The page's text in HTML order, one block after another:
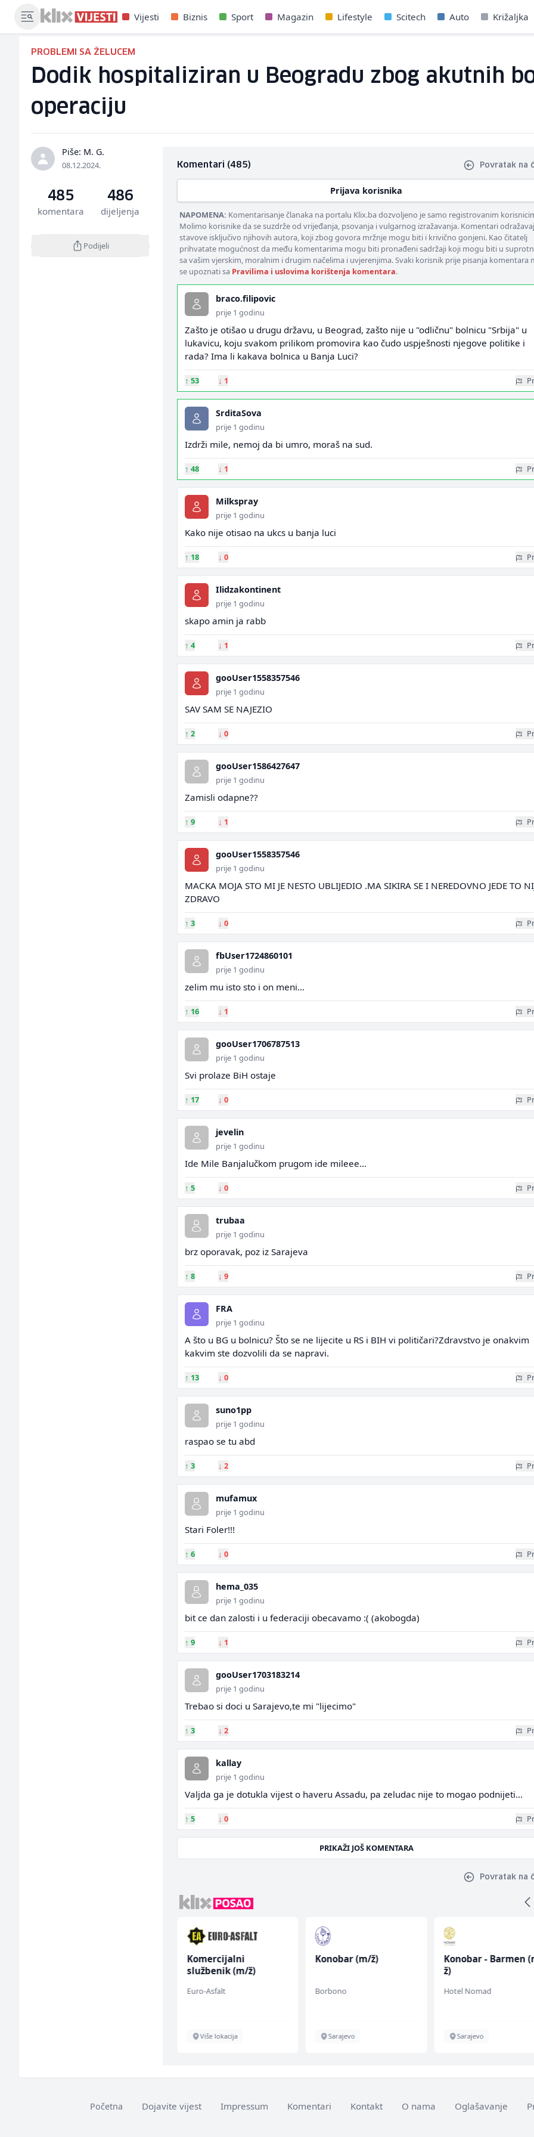
Vijesti Biznis Sport Magazin Lifestyle Scitech Auto Križaljka
PROBLEMI SA ŽELUCEM
Dodik hospitaliziran u Beogradu zbog akutnih
operaciju
Piše: M. G.
08.12.2024.
485
komentara
486
dijeljenja
Podijeli
Komentari (485) Povratak na
Prijava korisnika
NAPOMENA: Komentarisanje članaka na portalu Klix.ba dozvoljeno je samo registrovanim
Molimo korisnike da se suzdrže od vrijeđanja, psovanja i vulgarnog izražavanja. Komentari
stavove isključivo njihovih autora, koji zbog govora mržnje mogu biti i krivično gonjeni. Kao čitatelj
prihvatate mogućnost da među komentarima mogu biti pronađeni sadržaji koji mogu biti u
sa vašim vjerskim, moralnim i drugim načelima i uvjerenjima. Svaki korisnik prije pisanja komentara
se upoznati sa Pravilima i uslovima korištenja komentara.
braco.filipovic
prije 1 godinu
Zašto je otišao u drugu državu, u Beograd, zašto nije u "odličnu" bolnicu "Srbija" u
lukavicu, koju svakom prilikom promovira kao čudo uspješnosti njegove politike i
rada? Ima li kakava bolnica u Banja Luci?
↑ 53 ↓ 1
SrditaSova
prije 1 godinu
Izdrži mile, nemoj da bi umro, moraš na sud.
↑ 48 ↓ 1
Milkspray
prije 1 godinu
Kako nije otisao na ukcs u banja luci
↑ 18 ↓ 0
Ilidzakontinent
prije 1 godinu
skapo amin ja rabb
↑ 4 ↓ 1
gooUser1558357546
prije 1 godinu
SAV SAM SE NAJEZIO
↑ 2 ↓ 0
gooUser1586427647
prije 1 godinu
Zamisli odapne??
↑ 9 ↓ 1
gooUser1558357546
prije 1 godinu
MACKA MOJA STO MI JE NESTO UBLIJEDIO .MA SIKIRA SE I NEREDOVNO JEDE TO
ZDRAVO
↑ 3 ↓ 0
fbUser1724860101
prije 1 godinu
zelim mu isto sto i on meni...
↑ 16 ↓ 1
gooUser1706787513
prije 1 godinu
Svi prolaze BiH ostaje
↑ 17 ↓ 0
jevelin
prije 1 godinu
Ide Mile Banjalučkom prugom ide mileee...
↑ 5 ↓ 0
trubaa
prije 1 godinu
brz oporavak, poz iz Sarajeva
↑ 8 ↓ 9
FRA
prije 1 godinu
A što u BG u bolnicu? Što se ne lijecite u RS i BIH vi političari?Zdravstvo je onakvim
kakvim ste dozvolili da se napravi.
↑ 13 ↓ 0
suno1pp
prije 1 godinu
raspao se tu abd
↑ 3 ↓ 2
mufamux
prije 1 godinu
Stari Foler!!!
↑ 6 ↓ 0
hema_035
prije 1 godinu
bit ce dan zalosti i u federaciji obecavamo :( (akobogda)
↑ 9 ↓ 1
gooUser1703183214
prije 1 godinu
Trebao si doci u Sarajevo,te mi "lijecimo"
↑ 3 ↓ 2
kallay
prije 1 godinu
Valjda ga je dotukla vijest o haveru Assadu, pa zeludac nije to mogao podnijeti...
↑ 5 ↓ 0
PRIKAŽI JOŠ KOMENTARA
Povratak na
Komercijalni
službenik (m/ž)
Euro-Asfalt
Više lokacija
Konobar (m/ž)
Borbono
Sarajevo
Konobar - Barmen
ž)
Hotel Nomad
Sarajevo
Početna Dojavite vijest Impressum Komentari Kontakt O nama Oglašavanje